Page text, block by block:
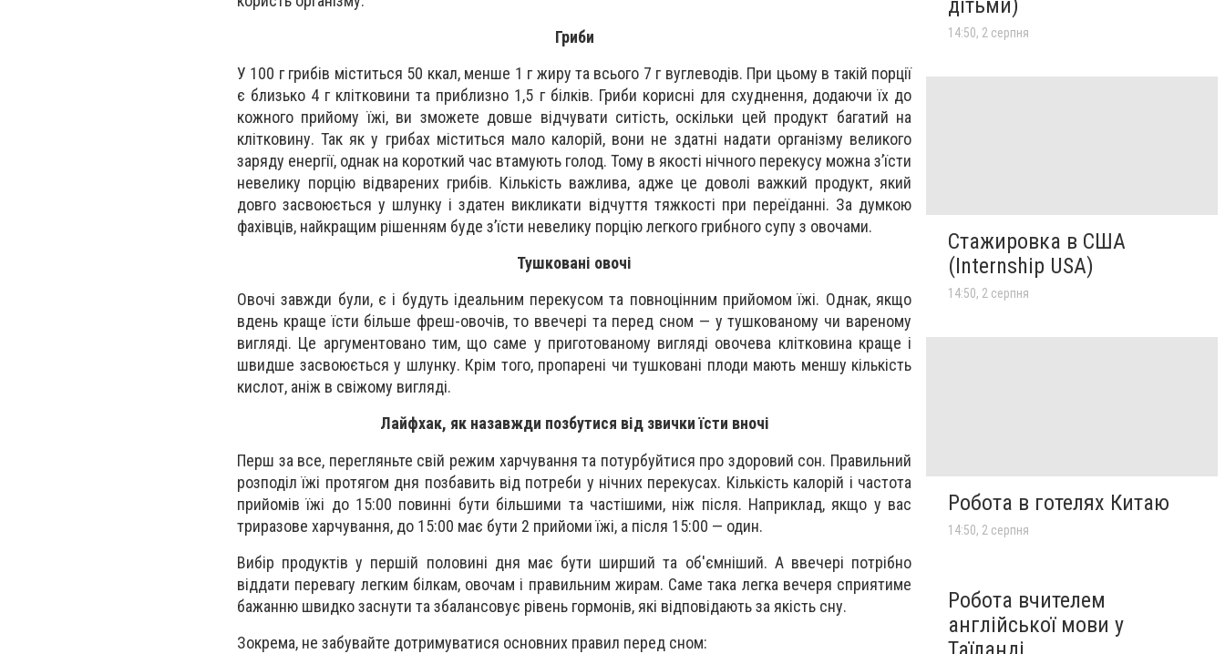
Гриби
У 100 г грибів міститься 50 ккал, менше 1 г жиру та всього 7 г вуглеводів. При цьому в такій порції
є близько 4 г клітковини та приблизно 1,5 г білків. Гриби корисні для схуднення, додаючи їх до
кожного прийому їжі, ви зможете довше відчувати ситість, оскільки цей продукт багатий на
клітковину. Так як у грибах міститься мало калорій, вони не здатні надати організму великого
заряду енергії, однак на короткий час втамують голод. Тому в якості нічного перекусу можна з’їсти
невелику порцію відварених грибів. Кількість важлива, адже це доволі важкий продукт, який
довго засвоюється у шлунку і здатен викликати відчуття тяжкості при переїданні. За думкою
фахівців, найкращим рішенням буде з’їсти невелику порцію легкого грибного супу з овочами.
Тушковані овочі
Овочі завжди були, є і будуть ідеальним перекусом та повноцінним прийомом їжі. Однак, якщо
вдень краще їсти більше фреш-овочів, то ввечері та перед сном — у тушкованому чи вареному
вигляді. Це аргументовано тим, що саме у приготованому вигляді овочева клітковина краще і
швидше засвоюється у шлунку. Крім того, пропарені чи тушковані плоди мають меншу кількість
кислот, аніж в свіжому вигляді.
Лайфхак, як назавжди позбутися від звички їсти вночі
Перш за все, перегляньте свій режим харчування та потурбуйтися про здоровий сон. Правильний
розподіл їжі протягом дня позбавить від потреби у нічних перекусах. Кількість калорій і частота
прийомів їжі до 15:00 повинні бути більшими та частішими, ніж після. Наприклад, якщо у вас
триразове харчування, до 15:00 має бути 2 прийоми їжі, а після 15:00 — один.
Вибір продуктів у першій половині дня має бути ширший та об'ємніший. А ввечері потрібно
віддати перевагу легким білкам, овочам і правильним жирам. Саме така легка вечеря сприятиме
бажанню швидко заснути та збалансовує рівень гормонів, які відповідають за якість сну.
Зокрема, не забувайте дотримуватися основних правил перед сном:
дітьми)
14:50, 2 серпня
Стажировка в США
(Internship USA)
14:50, 2 серпня
Робота в готелях Китаю
14:50, 2 серпня
Робота вчителем
англійської мови у